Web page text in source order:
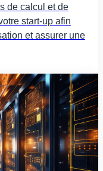
de calcul et de
start-up afin
et assurer une